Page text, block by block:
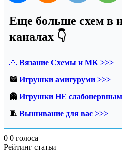
Еще больше схем в
каналах 👇
🙏 Вязание Схемы и МК >>>
🦝 Игрушки амигуруми >>>
👻 Игрушки НЕ
🧵 Вышивание для вас >>>
0 0 голоса
Рейтинг статьи